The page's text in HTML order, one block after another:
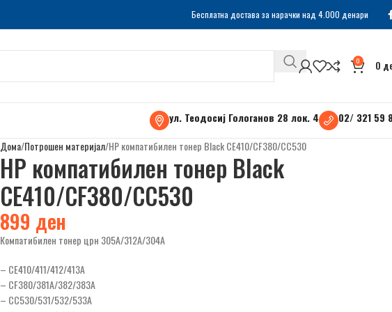
Бесплатна достава за нарачки над 4.000 денари
0 0
ул. Теодосиј Гологанов 28 лок. 4 02/ 321 59
Дома Потрошен материјал HP компатибилен тонер Black CE410/CF380/CC530
HP компатибилен тонер Black
CE410/CF380/CC530
899 ден
Компатибилен тонер црн 305A/312А/304A
– CE410/411/412/413A
– CF380/381A/382/383A
– CC530/531/532/533A